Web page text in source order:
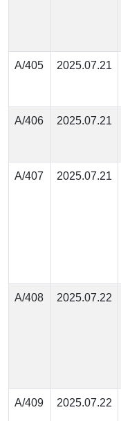
А/405 2025.07.21
А/406 2025.07.21
А/407 2025.07.21
А/408 2025.07.22
А/409 2025.07.22